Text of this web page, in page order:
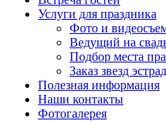
Услуги для праздника
Фото и
Ведущий на
Подбор места
Заказ звезд
Полезная информация
Наши контакты
Фотогалерея